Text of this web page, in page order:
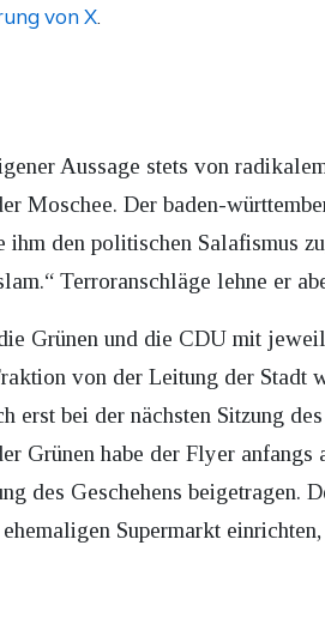
von X
Aussage stets von
Moschee. Der baden-
den politischen Salafismus
Terroranschläge lehne er
Grünen und die CDU mit
von der Leitung der Stadt
bei der nächsten Sitzung
Grünen habe der Flyer
des Geschehens
Supermarkt